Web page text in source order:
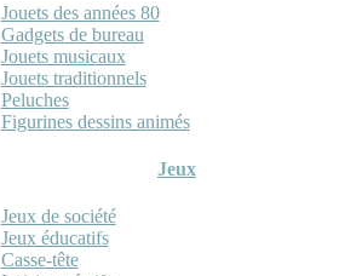
Jouets des années 80
Gadgets de bureau
Jouets musicaux
Jouets traditionnels
Peluches
Figurines dessins animés
Jeux
Jeux de société
Jeux éducatifs
Casse-tête